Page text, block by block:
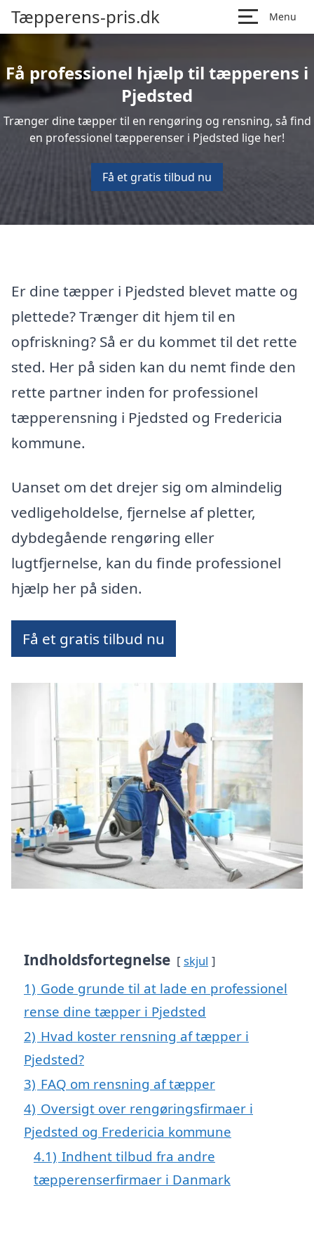
Tæpperens-pris.dk Menu
Få professionel hjælp til tæpperens i
Pjedsted
Trænger dine tæpper til en rengøring og rensning, så find
en professionel tæpperenser i Pjedsted lige her!
Få et gratis tilbud nu
Er dine tæpper i Pjedsted blevet matte og
plettede? Trænger dit hjem til en
opfriskning? Så er du kommet til det rette
sted. Her på siden kan du nemt finde den
rette partner inden for professionel
tæpperensning i Pjedsted og Fredericia
kommune.
Uanset om det drejer sig om almindelig
vedligeholdelse, fjernelse af pletter,
dybdegående rengøring eller
lugtfjernelse, kan du finde professionel
hjælp her på siden.
Få et gratis tilbud nu
Indholdsfortegnelse skjul
1) Gode grunde til at lade en professionel
rense dine tæpper i Pjedsted
2) Hvad koster rensning af tæpper i
Pjedsted?
3) FAQ om rensning af tæpper
4) Oversigt over rengøringsfirmaer i
Pjedsted og Fredericia kommune
4.1) Indhent tilbud fra andre
tæpperenserfirmaer i Danmark